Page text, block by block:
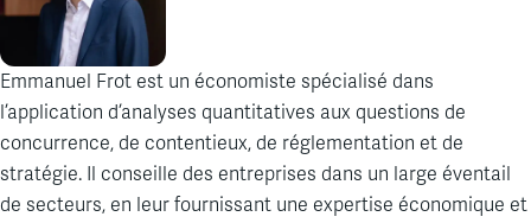
Emmanuel Frot est un économiste spécialisé dans
l’application d’analyses quantitatives aux questions de
concurrence, de contentieux, de réglementation et de
stratégie. Il conseille des entreprises dans un large éventail
de secteurs, en leur fournissant une expertise économique et